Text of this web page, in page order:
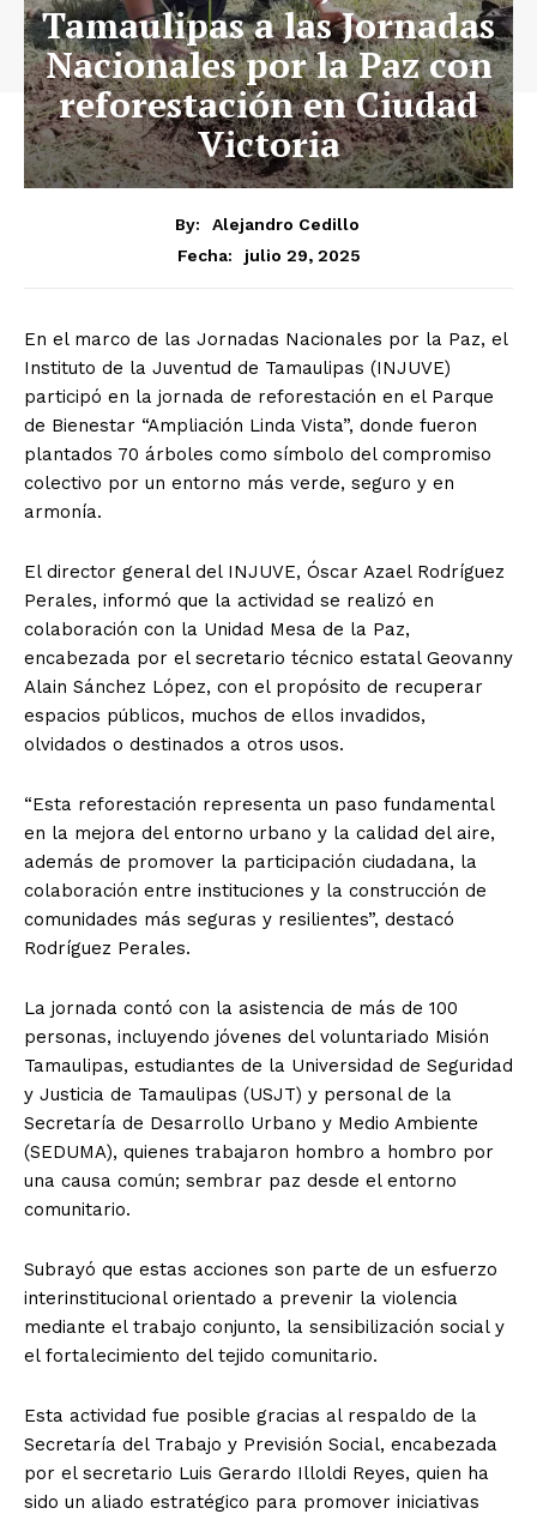
Tamaulipas a las Jornadas
Nacionales por la Paz con
reforestación en Ciudad
Victoria
By:
Alejandro Cedillo
Fecha:
julio 29, 2025
En el marco de las Jornadas Nacionales por la Paz, el
Instituto de la Juventud de Tamaulipas (INJUVE)
participó en la jornada de reforestación en el Parque
de Bienestar “Ampliación Linda Vista”, donde fueron
plantados 70 árboles como símbolo del compromiso
colectivo por un entorno más verde, seguro y en
armonía.
El director general del INJUVE, Óscar Azael Rodríguez
Perales, informó que la actividad se realizó en
colaboración con la Unidad Mesa de la Paz,
encabezada por el secretario técnico estatal Geovanny
Alain Sánchez López, con el propósito de recuperar
espacios públicos, muchos de ellos invadidos,
olvidados o destinados a otros usos.
“Esta reforestación representa un paso fundamental
en la mejora del entorno urbano y la calidad del aire,
además de promover la participación ciudadana, la
colaboración entre instituciones y la construcción de
comunidades más seguras y resilientes”, destacó
Rodríguez Perales.
La jornada contó con la asistencia de más de 100
personas, incluyendo jóvenes del voluntariado Misión
Tamaulipas, estudiantes de la Universidad de Seguridad
y Justicia de Tamaulipas (USJT) y personal de la
Secretaría de Desarrollo Urbano y Medio Ambiente
(SEDUMA), quienes trabajaron hombro a hombro por
una causa común; sembrar paz desde el entorno
comunitario.
Subrayó que estas acciones son parte de un esfuerzo
interinstitucional orientado a prevenir la violencia
mediante el trabajo conjunto, la sensibilización social y
el fortalecimiento del tejido comunitario.
Esta actividad fue posible gracias al respaldo de la
Secretaría del Trabajo y Previsión Social, encabezada
por el secretario Luis Gerardo Illoldi Reyes, quien ha
sido un aliado estratégico para promover iniciativas